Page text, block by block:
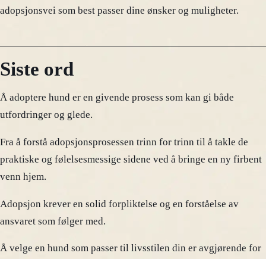
adopsjonsvei som best passer dine ønsker og muligheter.
Siste ord
Å adoptere hund er en givende prosess som kan gi både
utfordringer og glede.
Fra å forstå adopsjonsprosessen trinn for trinn til å takle de
praktiske og følelsesmessige sidene ved å bringe en ny firbent
venn hjem.
Adopsjon krever en solid forpliktelse og en forståelse av
ansvaret som følger med.
Å velge en hund som passer til livsstilen din er avgjørende for